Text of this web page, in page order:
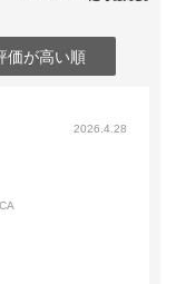
価が高い順
2026.4.28